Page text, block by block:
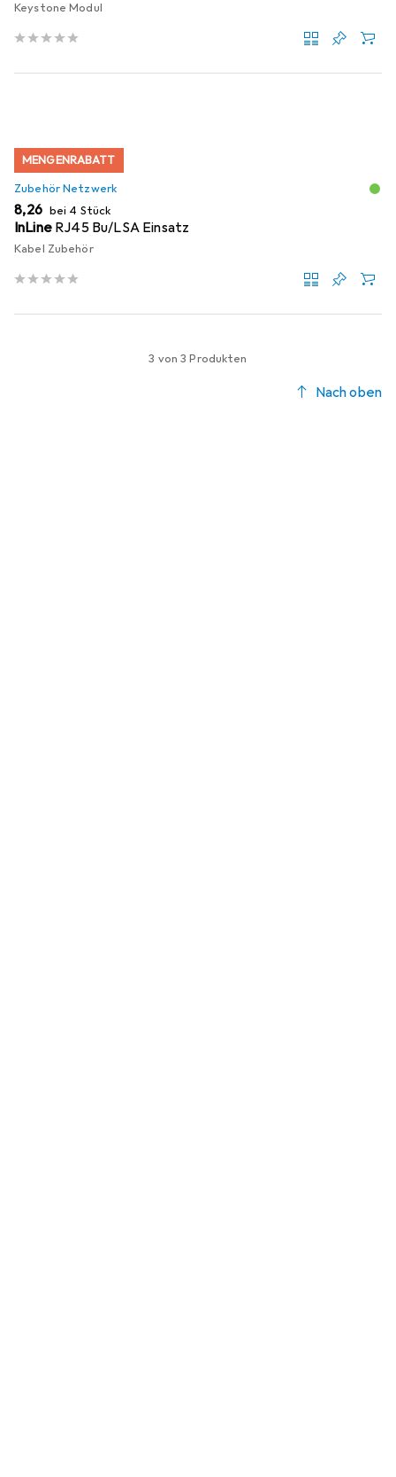
Keystone Modul
MENGENRABATT
Zubehör Netzwerk
EUR
8,26 bei 4 Stück
InLine RJ45 Bu/LSA Einsatz
Kabel Zubehör
3 von 3 Produkten
Nach oben